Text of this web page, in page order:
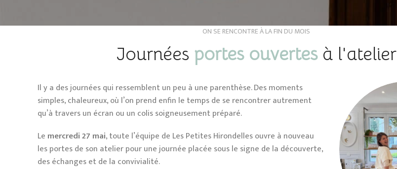
ON SE RENCONTRE À LA FIN DU MOIS
Journées portes ouvertesà l'atelier
Il y a des journées qui ressemblent un peu à une parenthèse. Des moments
simples, chaleureux, où l’on prend enfin le temps de se rencontrer autrement
qu’à travers un écran ou un colis soigneusement préparé.
Le mercredi 27 mai, toute l’équipe de Les Petites Hirondellesouvre à nouveau
les portes de son atelier pour une journée placée sous le signe de la découverte,
des échanges et de la convivialité.